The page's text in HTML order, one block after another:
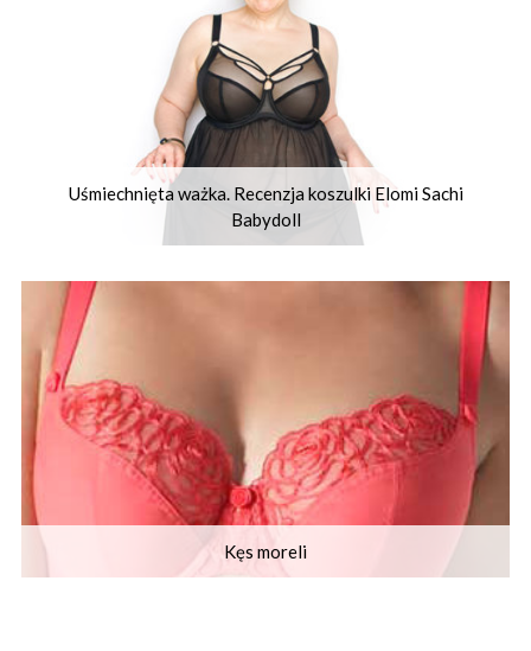
Uśmiechnięta ważka. Recenzja koszulki Elomi Sachi
Babydoll
Kęs moreli